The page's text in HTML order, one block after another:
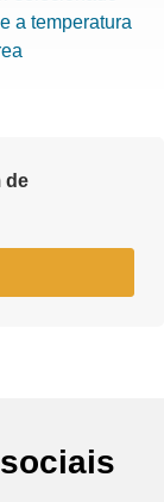
a temperatura
de